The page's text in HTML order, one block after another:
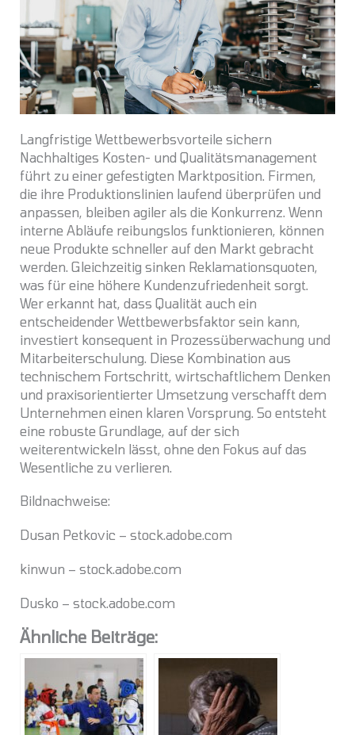
Langfristige Wettbewerbsvorteile sichern
Nachhaltiges Kosten- und Qualitätsmanagement
führt zu einer gefestigten Marktposition. Firmen,
die ihre Produktionslinien laufend überprüfen und
anpassen, bleiben agiler als die Konkurrenz. Wenn
interne Abläufe reibungslos funktionieren, können
neue Produkte schneller auf den Markt gebracht
werden. Gleichzeitig sinken Reklamationsquoten,
was für eine höhere Kundenzufriedenheit sorgt.
Wer erkannt hat, dass Qualität auch ein
entscheidender Wettbewerbsfaktor sein kann,
investiert konsequent in Prozessüberwachung und
Mitarbeiterschulung. Diese Kombination aus
technischem Fortschritt, wirtschaftlichem Denken
und praxisorientierter Umsetzung verschafft dem
Unternehmen einen klaren Vorsprung. So entsteht
eine robuste Grundlage, auf der sich
weiterentwickeln lässt, ohne den Fokus auf das
Wesentliche zu verlieren.
Bildnachweise:
Dusan Petkovic – stock.adobe.com
kinwun – stock.adobe.com
Dusko – stock.adobe.com
Ähnliche Beiträge: